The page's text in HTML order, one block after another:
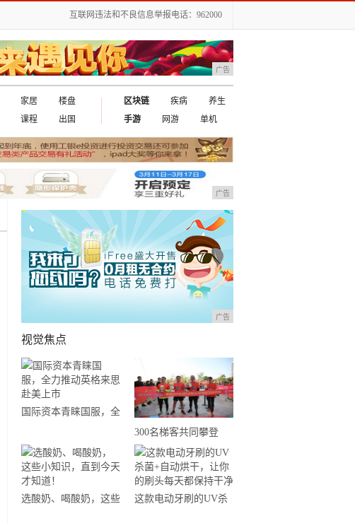
互联网违法和不良信息举报电话：962000
广告
家居
楼盘
课程 出国
区块链 疾病
养生
手游
网游 单机
广告
广告
视觉焦点
国际资本青睐国服，全
市
300名梯客共同攀登
2019国际垂直马拉松超
级精英赛顺德海骏达中
心站欢乐开跑
选酸奶、喝酸奶，这些
这款电动牙刷的UV杀